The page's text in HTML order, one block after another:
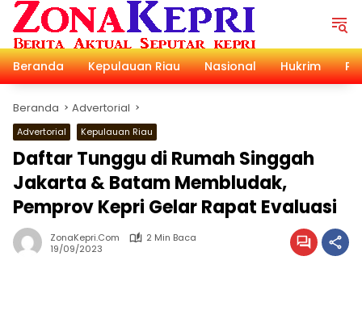
Langsung
konten
Beranda
Kepulauan Riau Nasional Hukrim
Beranda Advertorial
Advertorial Kepulauan Riau
Daftar Tunggu di Rumah Singgah
Jakarta & Batam Membludak,
Pemprov Kepri Gelar Rapat Evaluasi
ZonaKepri.com
2 Min Baca
19/09/2023